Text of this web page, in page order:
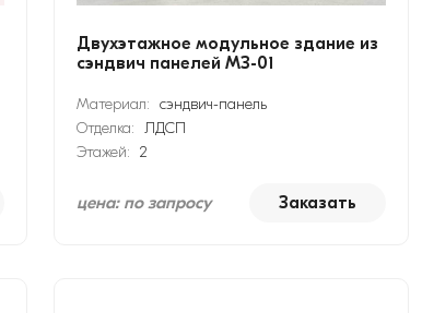
Двухэтажное модульное здание из
сэндвич панелей МЗ-01
Материал:
сэндвич-панель
Отделка:
ЛДСП
Этажей:
2
цена: по запросу Заказать